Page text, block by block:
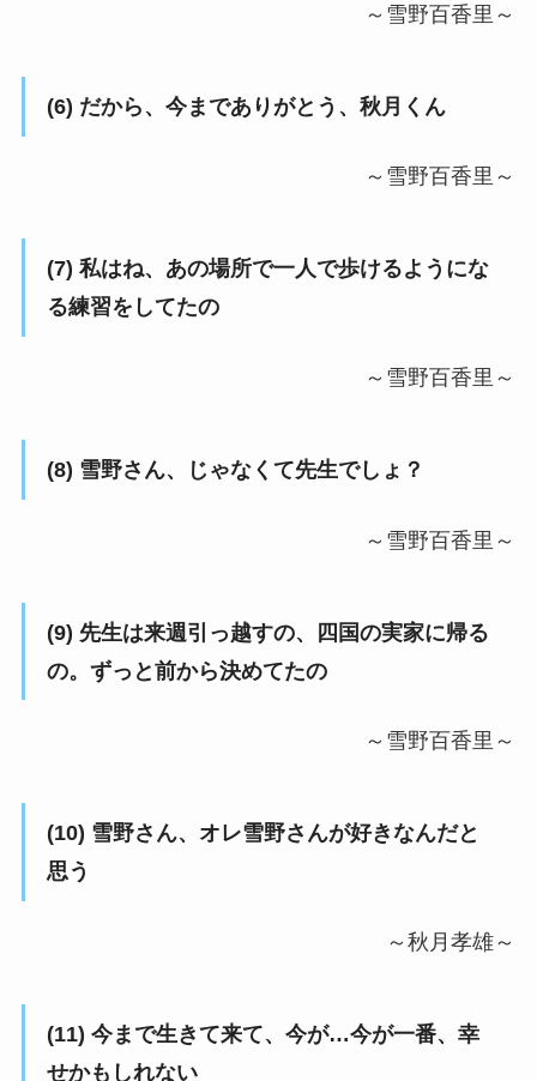
～雪野百香里～
(6) だから、今までありがとう、秋月くん
～雪野百香里～
(7) 私はね、あの場所で一人で歩けるようにな
る練習をしてたの
～雪野百香里～
(8) 雪野さん、じゃなくて先生でしょ？
～雪野百香里～
(9) 先生は来週引っ越すの、四国の実家に帰る
の。ずっと前から決めてたの
～雪野百香里～
(10) 雪野さん、オレ雪野さんが好きなんだと
思う
～秋月孝雄～
(11) 今まで生きて来て、今が…今が一番、幸
せかもしれない